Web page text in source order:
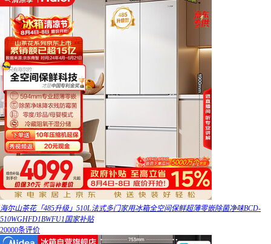
海尔山茶花「485升级」510L法式多门家用冰箱全空间保鲜超薄零嵌除菌净味BCD-
510WGHFD1BWFU1国家补贴
20000条评价